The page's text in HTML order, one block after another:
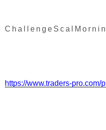
https://www.traders-pro.com/